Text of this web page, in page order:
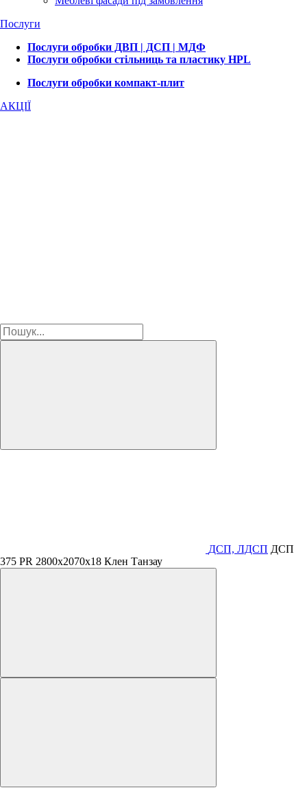
Послуги
Послуги обробки ДВП | ДСП | МДФ
Послуги обробки стільниць та пластику HPL
Послуги обробки компакт-плит
АКЦІЇ
ДСП, ЛДСП ДСП
375 PR 2800х2070х18 Клен Танзау